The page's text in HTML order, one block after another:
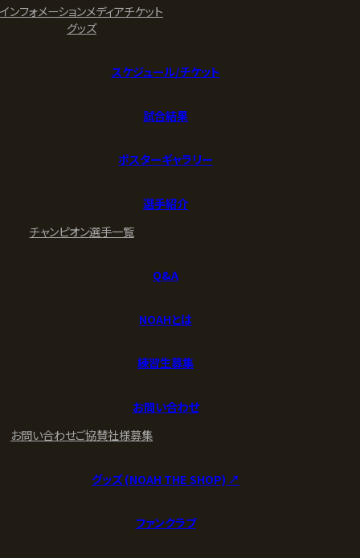
インフォメーションメディアチケット
グッズ
スケジュール/チケット
試合結果
ポスターギャラリー
選手紹介
チャンピオン選手一覧
Q&A
NOAHとは
練習生募集
お問い合わせ
お問い合わせご協賛社様募集
グッズ (NOAH THE SHOP) ↗︎
ファンクラブ